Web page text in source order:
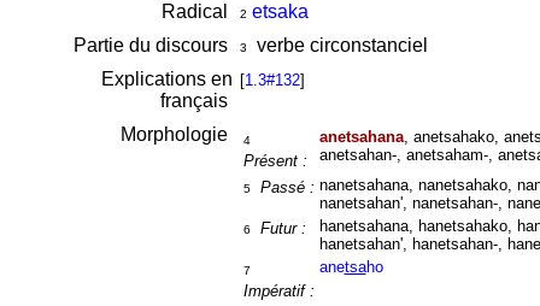
Radical 2 etsaka
Partie du discours
3
verbe circonstanciel
Explications en
français
[1.3#132]
Morphologie 4
Présent :
anetsahana, anetsahako,
anetsahan-, anetsaham-,
5 Passé : nanetsahana, nanetsahako,
nanetsahan', nanetsahan-,
6 Futur :
hanetsahana, hanetsahako,
hanetsahan', hanetsahan-,
7
Impératif :
anetsaho